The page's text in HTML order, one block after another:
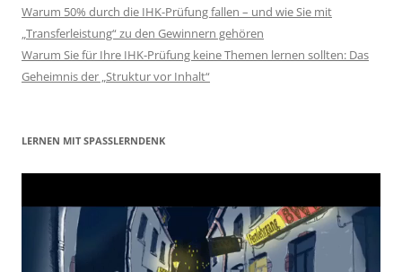
Warum 50% durch die IHK-Prüfung fallen – und wie Sie mit
„Transferleistung“ zu den Gewinnern gehören
Warum Sie für Ihre IHK-Prüfung keine Themen lernen sollten: Das
Geheimnis der „Struktur vor Inhalt“
LERNEN MIT SPASSLERNDENK